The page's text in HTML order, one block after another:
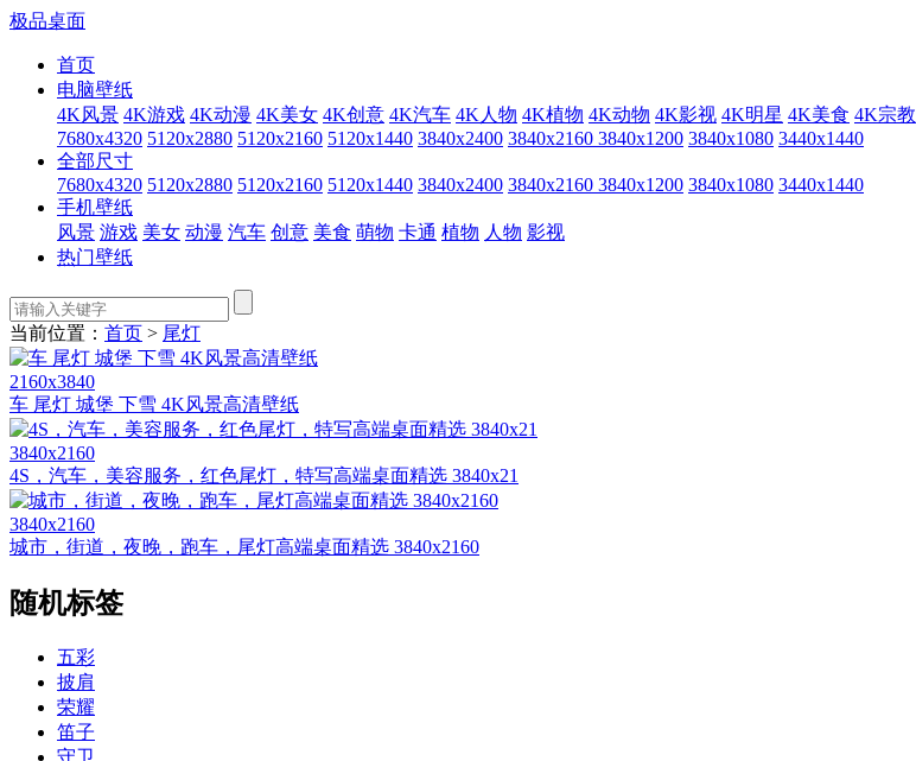
极品桌面
首页
电脑壁纸
4K风景 4K游戏 4K动漫 4K美女 4K创意 4K汽车 4K人物 4K植物 4K动物 4K影视 4K明星 4K美食 4K宗教
7680x4320 5120x2880 5120x2160 5120x1440 3840x2400 3840x2160 3840x1200 3840x1080 3440x1440
全部尺寸
7680x4320 5120x2880 5120x2160 5120x1440 3840x2400 3840x2160 3840x1200 3840x1080 3440x1440
手机壁纸
风景 游戏 美女 动漫 汽车 创意 美食 萌物 卡通 植物 人物 影视
热门壁纸
当前位置： 首页 > 尾灯
2160x3840
车 尾灯 城堡 下雪 4K风景高清壁纸
3840x2160
4S，汽车，美容服务，红色尾灯，特写高端桌面精选 3840x21
3840x2160
城市，街道，夜晚，跑车，尾灯高端桌面精选 3840x2160
随机标签
五彩
披肩
荣耀
笛子
守卫